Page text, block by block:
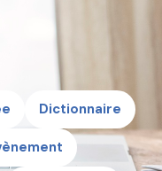
Dictionnaire